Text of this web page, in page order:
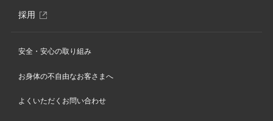
採用 別
ン
ウ
開
安全・安心の取り組み
お身体の不自由なお客さまへ
よくいただくお問い合わせ